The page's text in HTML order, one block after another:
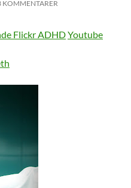
KOMMENTARER
Flickr ADHDYoutube